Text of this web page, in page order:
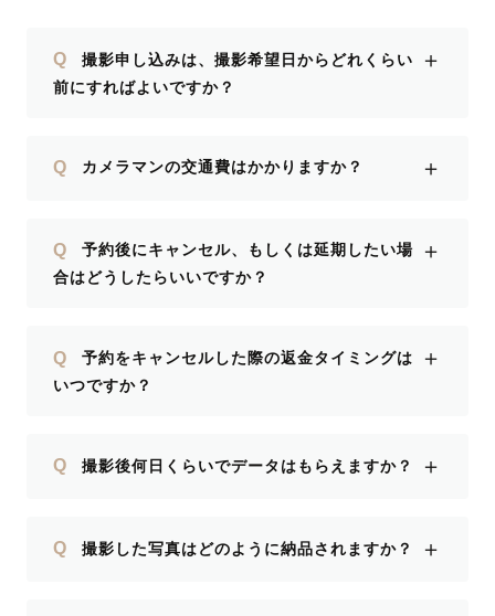
Q
撮影申し込みは、撮影希望日からどれくらい
前にすればよいですか？
＋
Q カメラマンの交通費はかかりますか？ ＋
Q
予約後にキャンセル、もしくは延期したい場
合はどうしたらいいですか？
＋
Q
予約をキャンセルした際の返金タイミングは
いつですか？
＋
Q 撮影後何日くらいでデータはもらえますか？ ＋
Q 撮影した写真はどのように納品されますか？ ＋